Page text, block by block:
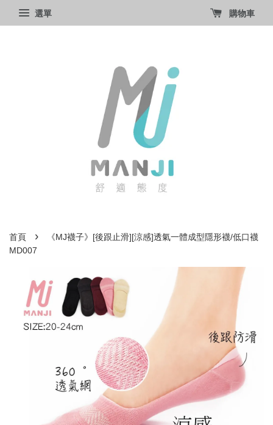
選單 購物車
首頁 ›
《MJ襪子》[後跟止滑][涼感]透氣一體成型隱形襪/低口襪
MD007